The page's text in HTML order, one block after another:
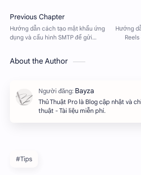
About the Author
Thủ Thuật Pro là Blog cập nhật và
thuật - Tài liệu miễn phí.
#Tips